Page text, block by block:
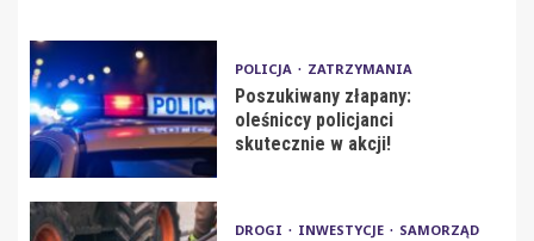
POLICJA ZATRZYMANIA
Poszukiwany złapany:
oleśniccy policjanci
skutecznie w akcji!
DROGI INWESTYCJE SAMORZĄD